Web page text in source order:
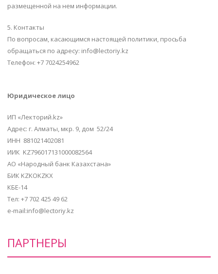
размещенной на нем информации.
5. Контакты
По вопросам, касающимся настоящей политики, просьба
обращаться по адресу: info@lectoriy.kz
Телефон: +7 7024254962
Юридическое лицо
ИП «Лекторий.kz»
Адрес: г. Алматы, мкр. 9, дом 52/24
ИНН 881021402081
ИИК KZ796017131000082564
АО «Народный банк Казахстана»
БИК KZKOKZKX
КБЕ-14
Тел: +7 702 425 49 62
e-mail:info@lectoriy.kz
ПАРТНЕРЫ